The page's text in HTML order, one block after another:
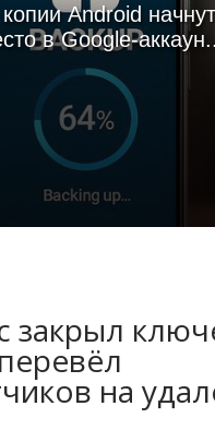
Android начнут
в Google-
на